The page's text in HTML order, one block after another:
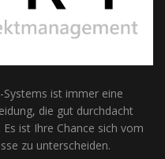
Systems ist immer eine
die gut durchdacht
ist Ihre Chance sich vom
zu unterscheiden.